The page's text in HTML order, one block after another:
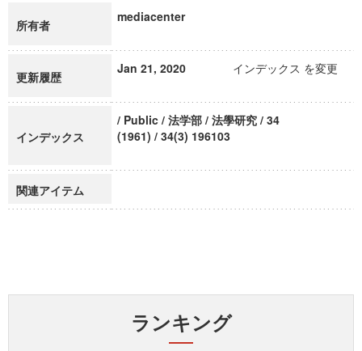
所有者
mediacenter
更新履歴
Jan 21, 2020 インデックス を変更
インデックス
/ Public / 法学部 / 法學研究 / 34
(1961) / 34(3) 196103
関連アイテム
ランキング